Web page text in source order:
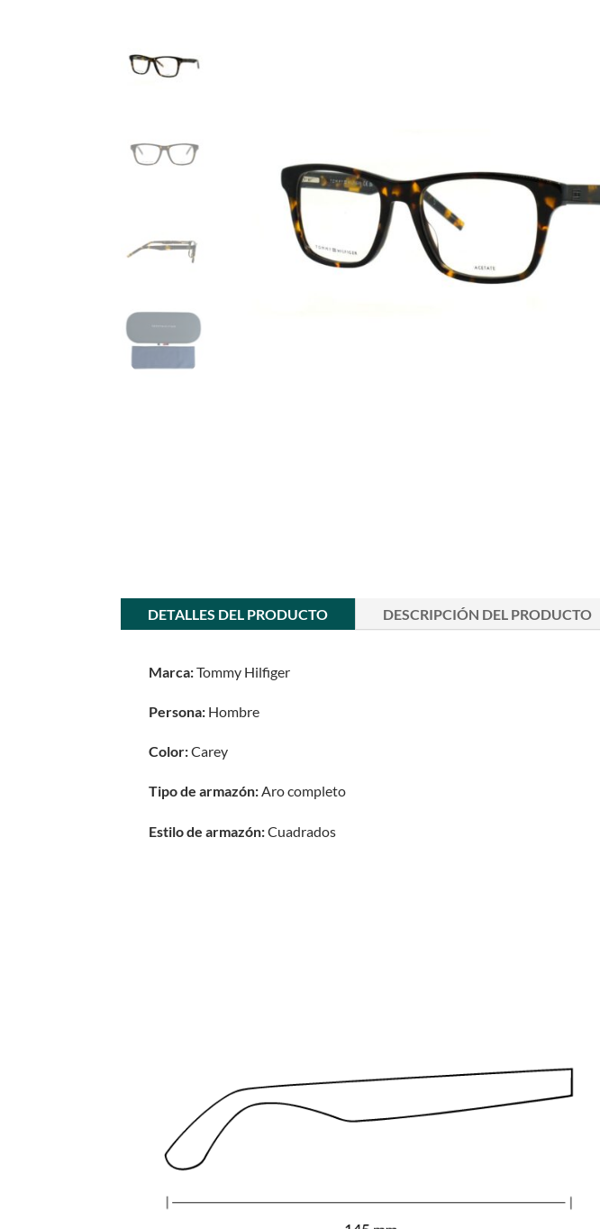
DETALLES DEL PRODUCTO DESCRIPCIÓN DEL PRODUCTO
Marca:Tommy Hilfiger
Persona: Hombre
Color:Carey
Tipo de armazón:Aro completo
Estilo de armazón:Cuadrados